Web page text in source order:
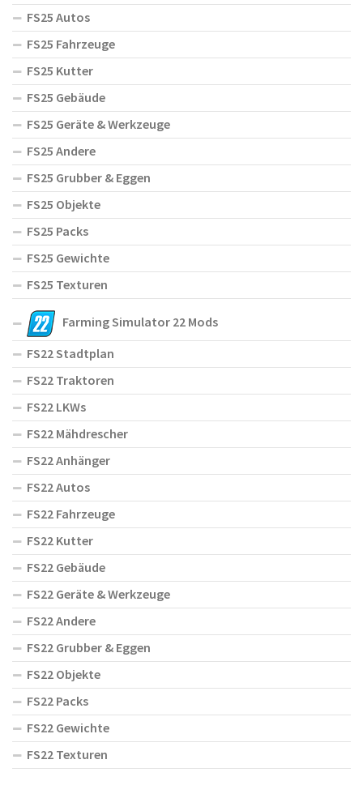
FS25 Autos
FS25 Fahrzeuge
FS25 Kutter
FS25 Gebäude
FS25 Geräte & Werkzeuge
FS25 Andere
FS25 Grubber & Eggen
FS25 Objekte
FS25 Packs
FS25 Gewichte
FS25 Texturen
Farming Simulator 22 Mods
FS22 Stadtplan
FS22 Traktoren
FS22 LKWs
FS22 Mähdrescher
FS22 Anhänger
FS22 Autos
FS22 Fahrzeuge
FS22 Kutter
FS22 Gebäude
FS22 Geräte & Werkzeuge
FS22 Andere
FS22 Grubber & Eggen
FS22 Objekte
FS22 Packs
FS22 Gewichte
FS22 Texturen